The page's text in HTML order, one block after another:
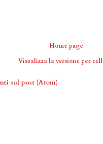
Home page
Visualizza la versione per
sul post (Atom)